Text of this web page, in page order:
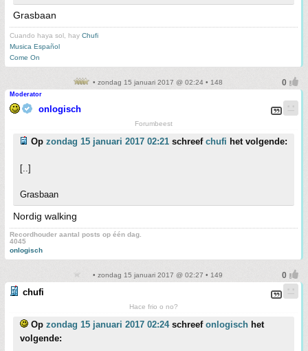
Grasbaan
Cuando haya sol, hay Chufi
Musica Español
Come On
• zondag 15 januari 2017 @ 02:24 • 148
Moderator
onlogisch
Forumbeest
Op zondag 15 januari 2017 02:21 schreef chufi het volgende:
[..]
Grasbaan
Nordig walking
Recordhouder aantal posts op één dag.
4045
onlogisch
• zondag 15 januari 2017 @ 02:27 • 149
chufi
Hace frio o no?
Op zondag 15 januari 2017 02:24schreef onlogisch het
volgende: